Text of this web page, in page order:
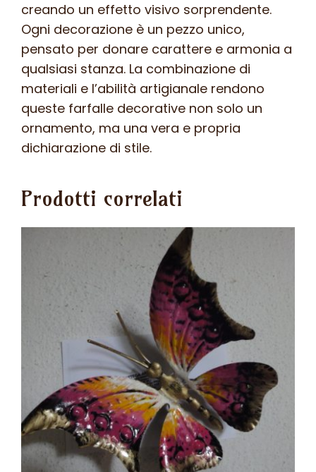
creando un effetto visivo sorprendente.
Ogni decorazione è un pezzo unico,
pensato per donare carattere e armonia a
qualsiasi stanza. La combinazione di
materiali e l’abilità artigianale rendono
queste farfalle decorative non solo un
ornamento, ma una vera e propria
dichiarazione di stile.
Prodotti correlati